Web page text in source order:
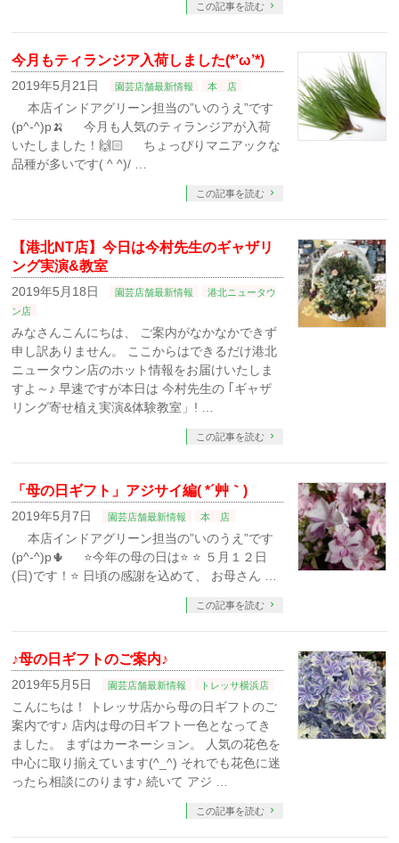
この記事を読む
今月もティランジア入荷しました(*’ω’*)
2019年5月21日 園芸店舗最新情報 本 店
本店インドアグリーン担当の”いのうえ”です
(p^-^)p🍌 今月も人気のティランジアが入荷
いたしました！🙌🏻 ちょっぴりマニアックな
品種が多いです( ^ ^)/ …
この記事を読む
【港北NT店】今日は今村先生のギャザリ
ング実演&教室
2019年5月18日 園芸店舗最新情報
港北ニュータウ
ン店
みなさんこんにちは、 ご案内がなかなかできず
申し訳ありません。 ここからはできるだけ港北
ニュータウン店のホット情報をお届けいたしま
すよ～♪ 早速ですが本日は 今村先生の ｢ギャザ
リング寄せ植え実演&体験教室」! …
この記事を読む
「母の日ギフト」アジサイ編( *´艸｀)
2019年5月7日 園芸店舗最新情報 本 店
本店インドアグリーン担当の”いのうえ”です
(p^-^)p🌵 ⭐今年の母の日は⭐ ⭐ ５月１２日
(日)です！⭐ 日頃の感謝を込めて、 お母さん …
この記事を読む
♪母の日ギフトのご案内♪
2019年5月5日 園芸店舗最新情報 トレッサ横浜店
こんにちは！ トレッサ店から母の日ギフトのご
案内です♪ 店内は母の日ギフト一色となってき
ました。 まずはカーネーション。 人気の花色を
中心に取り揃えています(^_^) それでも花色に迷
ったら相談にのります♪ 続いて アジ …
この記事を読む